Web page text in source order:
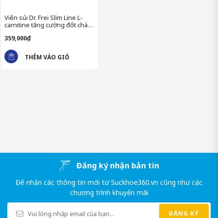
- Chất độn (sorbitol).
- Hương cam tổng hợp.
- Bột củ cải đường.
- Chất tạo độ ngọt (aspartame).
Viên sủi Dr. Frei Slim Line L-
carnitine tăng cường đốt cháy
359,000₫
THÊM VÀO GIỎ
Đăng ký nhận bản tin
Đế nhận các thông tin mới từ Suckhoe360.vn cũng như các
chương trình khuyến mãi
ĐĂNG KÝ